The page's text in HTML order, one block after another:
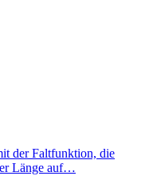
der Faltfunktion, die
Länge auf…